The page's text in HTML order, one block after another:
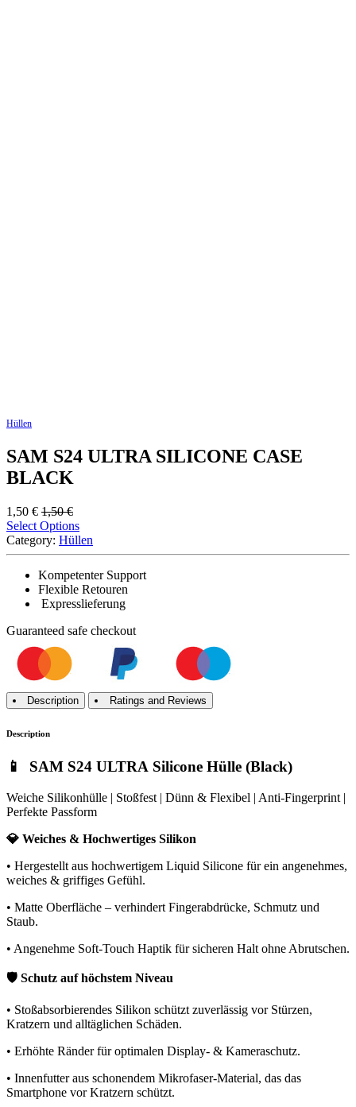
Hüllen
SAM S24 ULTRA SILICONE CASE
BLACK
1,50 € 1,50€
Select Options
Category: Hüllen
Kompetenter Support
Flexible Retouren
Expresslieferung
Guaranteed safe checkout
Description Ratings and Reviews
Description
📱 SAM S24 ULTRA Silicone Hülle (Black)
Weiche Silikonhülle | Stoßfest | Dünn & Flexibel | Anti-Fingerprint |
Perfekte Passform
💎 Weiches & Hochwertiges Silikon
• Hergestellt aus hochwertigem Liquid Silicone für ein angenehmes,
weiches & griffiges Gefühl.
• Matte Oberfläche – verhindert Fingerabdrücke, Schmutz und
Staub.
• Angenehme Soft-Touch Haptik für sicheren Halt ohne Abrutschen.
🛡️ Schutz auf höchstem Niveau
• Stoßabsorbierendes Silikon schützt zuverlässig vor Stürzen,
Kratzern und alltäglichen Schäden.
• Erhöhte Ränder für optimalen Display- & Kameraschutz.
• Innenfutter aus schonendem Mikrofaser-Material, das das
Smartphone vor Kratzern schützt.